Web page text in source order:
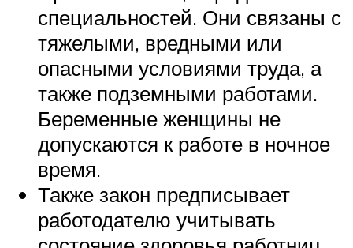
специальностей. Они связаны с
тяжелыми, вредными или
опасными условиями труда, а
также подземными работами.
Беременные женщины не
допускаются к работе в ночное
время.
Также закон предписывает
работодателю учитывать